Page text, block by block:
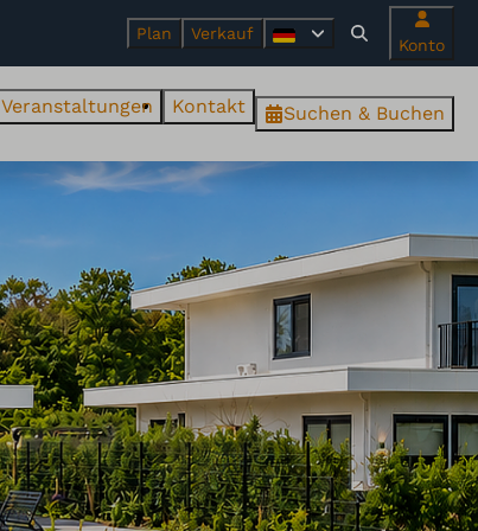
Plan Verkauf
Konto
Veranstaltungen Kontakt Suchen & Buchen